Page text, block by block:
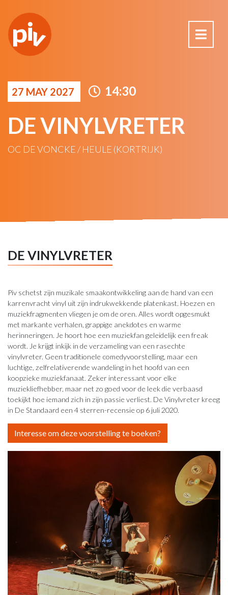
27 MAY 2027 14:30
DE VINYLVRETER
OC DE VONCKE / HEULE (KORTRIJK)
DE VINYLVRETER
Piv schetst zijn muzikale smaakontwikkeling aan de hand van een
karrenvracht vinyl uit zijn indrukwekkende platenkast. Hoezen en
muziekfragmenten vliegen je om de oren. Alles wordt opgesmukt
met markante verhalen, grappige anekdotes en warme
herinneringen. Je hoort hoe een muziekfan geleidelijk een freak
wordt. Je krijgt inkijk in de verzameling van een rasechte
vinylvreter. Geen traditionele comedyvoorstelling, maar een
luchtige, zelfrelativerende wandeling in het hoofd van een
koopzieke muziekfanaat. Zeker interessant voor elke
muziekliefhebber, maar net zo goed voor de leek die verbaasd
toekijkt hoe iemand zich in zijn passie verliest. De Vinylvreter kreeg
in De Standaard een 4 sterren-recensie op 6 juli 2020.
Interesse om deze voorstelling te boeken?